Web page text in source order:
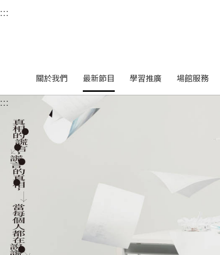
衛武營國家藝術文化中心
中央內容區塊，為本頁主要內容區。
:::
關於我們 最新節目 學習推廣 場館服務
::: 中央內容區塊，為本頁主要內容區。